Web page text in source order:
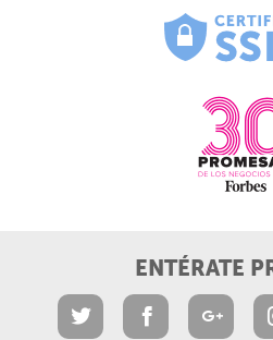
ENTÉRATE